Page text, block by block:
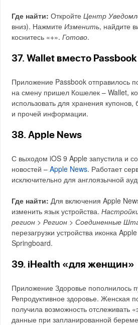
Где найти: ОткройтеЦентр
вниз). НажмитеИзменить, найдите
коснитесь «+».Готово.
37. Wallet вместо Passbook
Приложение Passbook отправилось
на смену пришел Кошелек – Wallet,
использовать для хранения купонов,
и прочей информации.
38. Apple News
С выходом iOS 9 Apple запустила и
новостей –Apple News. Работает
исключительно для англоязычной
Где найти: Для включения Apple
изменить язык устройства.
регион > Регион > Соединенные
перезагрузки устройства иконка
Springboard.
39. iHealth «для женщин»
Приложение Здоровье пополнилось
Репродуктивное здоровье. Женская
получила возможность отслеживать
данные при запланированной